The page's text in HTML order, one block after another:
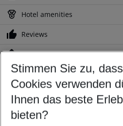
Hotel amenities
Reviews
Location
Customize your offer
Find the perfect deal which suits
Your departure airport
Any airport
Stimmen Sie zu,
Cookies verwenden
Ihnen das beste
bieten?